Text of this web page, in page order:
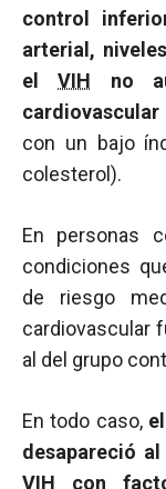
control
arterial,
elVIH no
con un bajo
colesterol).
En personas
condiciones
de riesgo
cardiovascular
al del grupo
En todo caso,el
desapareció
VIH con